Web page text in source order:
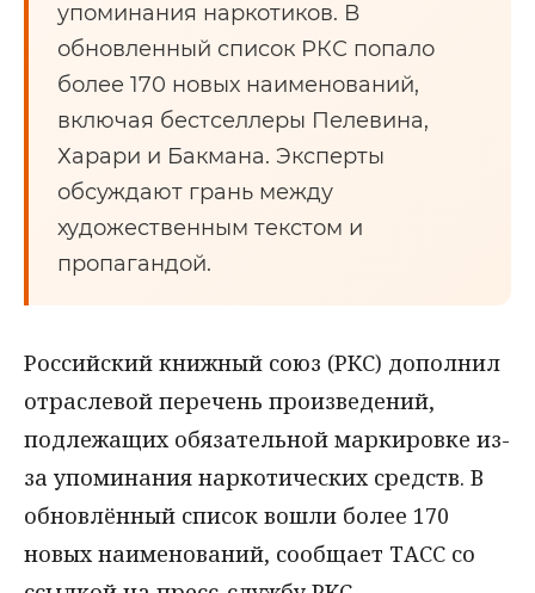
упоминания наркотиков. В
обновленный список РКС попало
более 170 новых наименований,
включая бестселлеры Пелевина,
Харари и Бакмана. Эксперты
обсуждают грань между
художественным текстом и
пропагандой.
Российский книжный союз (РКС) дополнил
отраслевой перечень произведений,
подлежащих обязательной маркировке из-
за упоминания наркотических средств. В
обновлённый список вошли более 170
новых наименований, сообщает ТАСС со